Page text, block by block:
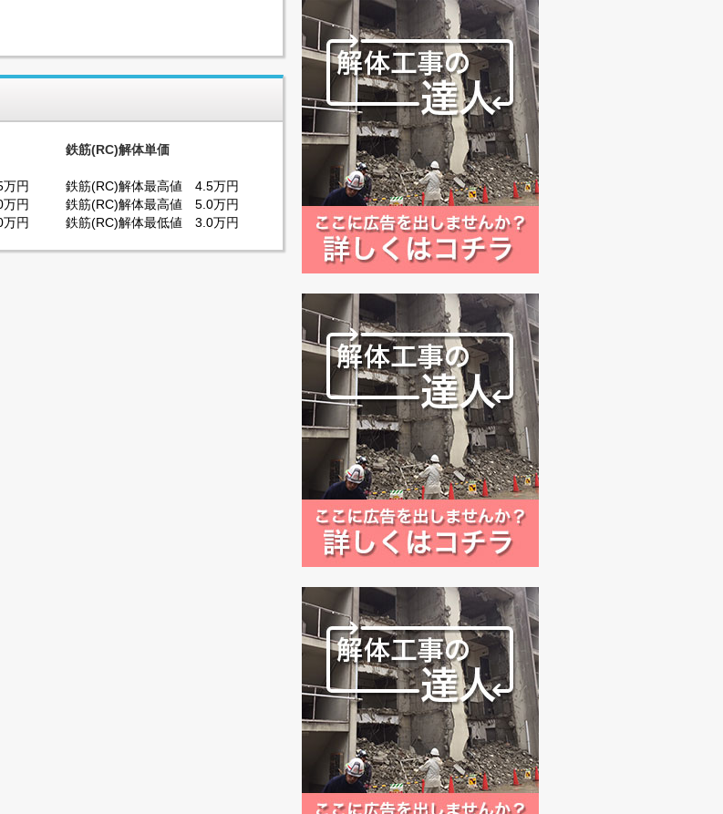
円
円
円
鉄筋(RC)解体単価
鉄筋(RC)解体最高値 4.5万円
鉄筋(RC)解体最高値 5.0万円
鉄筋(RC)解体最低値 3.0万円